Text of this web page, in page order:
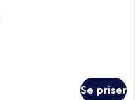
Se priser